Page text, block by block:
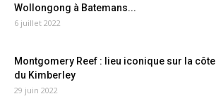
Wollongong à Batemans...
6 juillet 2022
Montgomery Reef : lieu iconique sur la côte
du Kimberley
29 juin 2022